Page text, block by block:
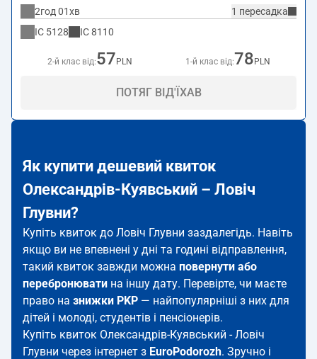
1 пересадка
2год 01хв
IC 5128 IC8110
2-й клас від:57 PLN 1-й клас від:78 PLN
ПОТЯГ ВІД'ЇХАВ
Як купити дешевий квиток
Олександрів-Куявський – Ловіч
Глувни?
Купіть квиток до Ловіч Глувни заздалегідь. Навіть
якщо ви не впевнені у дні та годині відправлення,
такий квиток завжди можна повернути або
перебронювати на іншу дату. Перевірте, чи маєте
право на знижки PKP — найпопулярніші з них для
дітей і молоді, студентів і пенсіонерів.
Купіть квиток Олександрів-Куявський - Ловіч
Глувни через інтернет з EuroPodorozh. Зручно і